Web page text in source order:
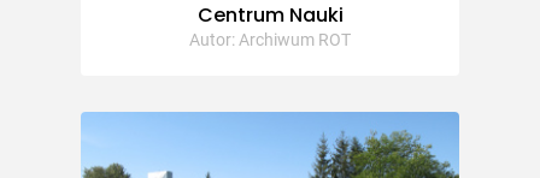
Centrum Nauki
Autor: Archiwum ROT